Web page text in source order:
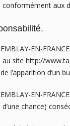
aux
EN-
au site http://
l’apparition d’un
EN-
chance)